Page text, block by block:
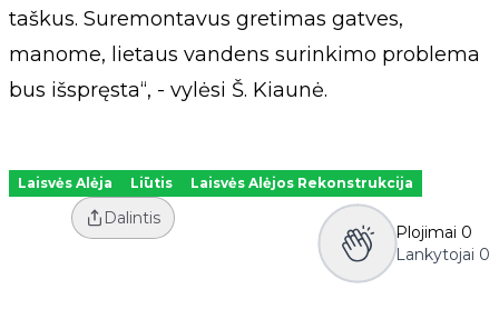
taškus. Suremontavus gretimas gatves,
manome, lietaus vandens surinkimo problema
bus išspręsta“, - vylėsi Š. Kiaunė.
Laisvės Alėja Liūtis Laisvės Alėjos Rekonstrukcija
Dalintis
Plojimai 0
Lankytojai 0